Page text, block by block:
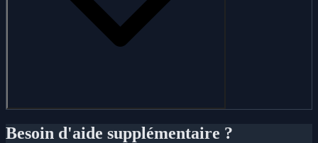
Besoin d'aide supplémentaire ?